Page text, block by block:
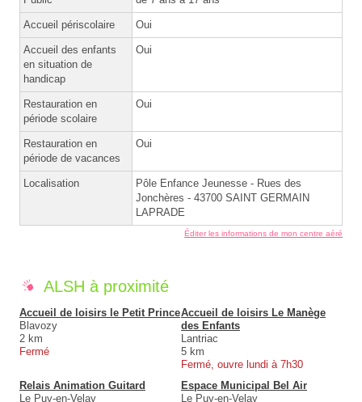
Accueil périscolaire Oui
Accueil des enfants
en situation de
handicap
Oui
Restauration en
période scolaire
Oui
Restauration en
période de vacances
Oui
Localisation
Pôle Enfance Jeunesse - Rues des
Jonchères - 43700 SAINT GERMAIN
LAPRADE
Éditer les informations de mon centre aéré
ALSH à proximité
Accueil de loisirs le Petit Prince
Blavozy
2 km
Fermé
Accueil de loisirs Le Manège
des Enfants
Lantriac
5 km
Fermé, ouvre lundi à 7h30
Relais Animation Guitard
Le Puy-en-Velay
Espace Municipal Bel Air
Le Puy-en-Velay